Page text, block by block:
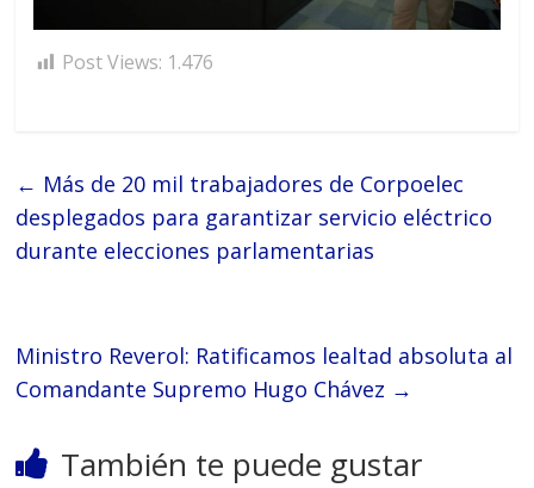
Post Views: 1.476
← Más de 20 mil trabajadores de Corpoelec
desplegados para garantizar servicio eléctrico
durante elecciones parlamentarias
Ministro Reverol: Ratificamos lealtad absoluta al
Comandante Supremo Hugo Chávez →
También te puede gustar